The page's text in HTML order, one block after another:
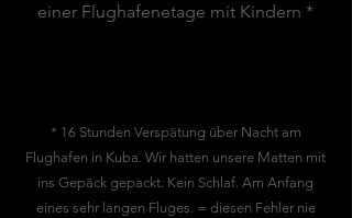
einer Flughafenetage mit Kindern *
* 16 Stunden Verspätung über Nacht am
Flughafen in Kuba. Wir hatten unsere Matten mit
ins Gepäck gepackt. Kein Schlaf. Am Anfang
eines sehr langen Fluges. = diesen Fehler nie